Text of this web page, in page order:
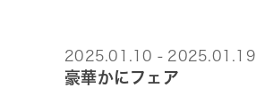
2025.01.10 - 2025.01.19
豪華かにフェア